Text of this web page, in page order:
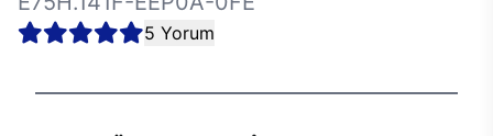
5 Yorum